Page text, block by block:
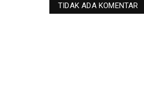
TIDAK ADA KOMENTAR